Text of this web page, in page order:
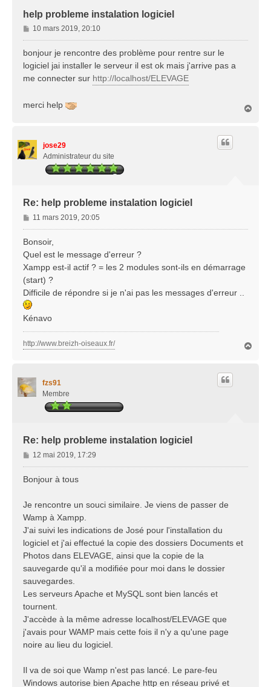
help probleme instalation logiciel
M
e
s
a
g
10 mars 2019, 20:10
bonjour je rencontre des problème pour rentre sur le
logiciel jai installer le serveur il est ok mais j'arrive pas a
me connecter sur http://localhost/ELEVAGE
merci help
jose29
Administrateur du site
Re: help probleme instalation logiciel
M
e
s
g
e
11 mars 2019, 20:05
Bonsoir,
Quel est le message d'erreur ?
Xampp est-il actif ? = les 2 modules sont-ils en démarrage
(start) ?
Difficile de répondre si je n'ai pas les messages d'erreur ..
Kénavo
http://www.breizh-oiseaux.fr/
fzs91
Membre
Re: help probleme instalation logiciel
M
e
s
g
e
12 mai 2019, 17:29
Bonjour à tous
Je rencontre un souci similaire. Je viens de passer de
Wamp à Xampp.
J'ai suivi les indications de José pour l'installation du
logiciel et j'ai effectué la copie des dossiers Documents et
Photos dans ELEVAGE, ainsi que la copie de la
sauvegarde qu'il a modifiée pour moi dans le dossier
sauvegardes.
Les serveurs Apache et MySQL sont bien lancés et
tournent.
J'accède à la même adresse localhost/ELEVAGE que
j'avais pour WAMP mais cette fois il n'y a qu'une page
noire au lieu du logiciel.
Il va de soi que Wamp n'est pas lancé. Le pare-feu
Windows autorise bien Apache http en réseau privé et